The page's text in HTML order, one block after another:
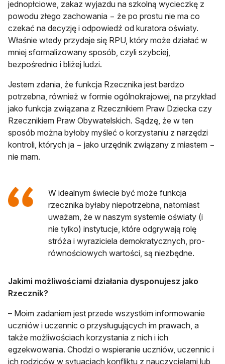
jednopłciowe, zakaz wyjazdu na szkolną wycieczkę z
powodu złego zachowania − że po prostu nie ma co
czekać na decyzję i odpowiedź od kuratora oświaty.
Właśnie wtedy przydaje się RPU, który może działać w
mniej sformalizowany sposób, czyli szybciej,
bezpośrednio i bliżej ludzi.
Jestem zdania, że funkcja Rzecznika jest bardzo
potrzebna, również w formie ogólnokrajowej, na przykład
jako funkcja związana z Rzecznikiem Praw Dziecka czy
Rzecznikiem Praw Obywatelskich. Sądzę, że w ten
sposób można byłoby myśleć o korzystaniu z narzędzi
kontroli, których ja − jako urzędnik związany z miastem −
nie mam.
W idealnym świecie być może funkcja
rzecznika byłaby niepotrzebna, natomiast
uważam, że w naszym systemie oświaty (i
nie tylko) instytucje, które odgrywają rolę
stróża i wyraziciela demokratycznych, pro-
równościowych wartości, są niezbędne.
Jakimi możliwościami działania dysponujesz jako
Rzecznik?
– Moim zadaniem jest przede wszystkim informowanie
uczniów i uczennic o przysługujących im prawach, a
także możliwościach korzystania z nich i ich
egzekwowania. Chodzi o wspieranie uczniów, uczennic i
ich rodziców w sytuacjach konfliktu z nauczycielami lub